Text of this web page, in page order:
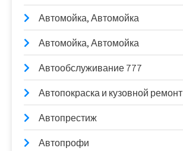
Автомойка, Автомойка
Автомойка, Автомойка
Автообслуживание 777
Автопокраска и кузовной ремонт
Автопрестиж
Автопрофи